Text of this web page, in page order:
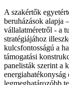
A szakértők
beruházások alapja
vállalatméretről - a
stratégiájához
kulcsfontosságú a
támogatási
panelisták szerint a
legmeghatározóbb